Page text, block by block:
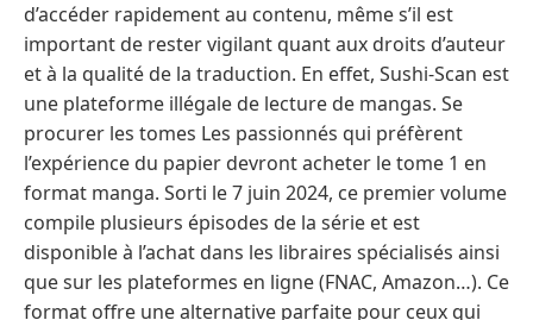
d’accéder rapidement au contenu, même s’il est
important de rester vigilant quant aux droits d’auteur
et à la qualité de la traduction. En effet, Sushi-Scan est
une plateforme illégale de lecture de mangas. Se
procurer les tomes Les passionnés qui préfèrent
l’expérience du papier devront acheter le tome 1 en
format manga. Sorti le 7 juin 2024, ce premier volume
compile plusieurs épisodes de la série et est
disponible à l’achat dans les libraires spécialisés ainsi
que sur les plateformes en ligne (FNAC, Amazon…). Ce
format offre une alternative parfaite pour ceux qui